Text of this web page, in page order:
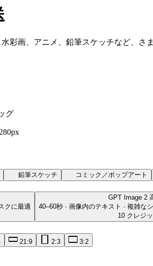
彩画、アニメ、鉛筆スケッチなど、
グ
鉛筆スケッチ コミック／ポップアート
クに最適
GPT Image 2
40–60秒 · 画像内のテキスト · 複雑な
10 クレジッ
21:9 2:3 3:2